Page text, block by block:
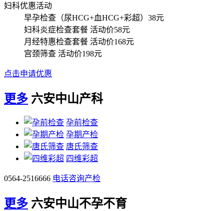
妇科优惠活动
早孕检查（尿HCG+血HCG+彩超） 38元
妇科炎症检查套餐 活动价58元
月经特惠检查套餐 活动价168元
宫颈筛查 活动价198元
点击申请优惠
更多 六安中山产科
孕前检查
孕期产检
唐氏筛查
四维彩超
0564-2516666 电话咨询产检
更多 六安中山不孕不育